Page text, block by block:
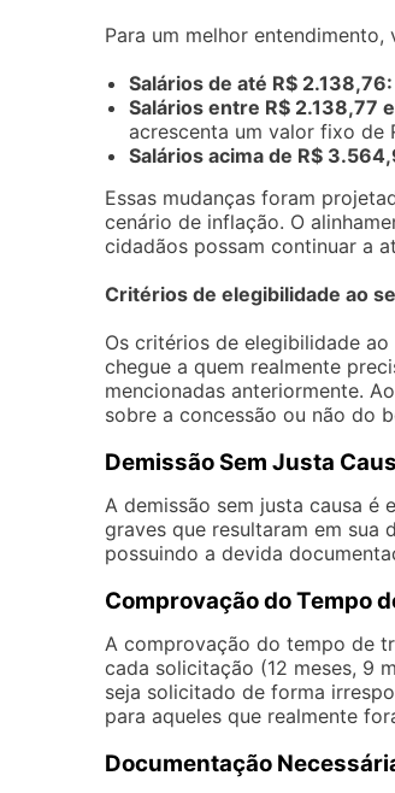
Para um melhor
Salários de até R$ 2.138,76:
Salários entre R$ 2.138,77
acrescenta um valor fixo de
Salários acima de R$
Essas mudanças foram
cenário de inflação. O
cidadãos possam continuar a
Critérios de elegibilidade ao
Os critérios de elegibilidade
chegue a quem realmente
mencionadas anteriormente.
sobre a concessão ou não do
Demissão Sem Justa
A demissão sem justa causa
graves que resultaram em sua
possuindo a devida
Comprovação do Tempo
A comprovação do tempo de
cada solicitação (12 meses, 9
seja solicitado de forma
para aqueles que realmente
Documentação